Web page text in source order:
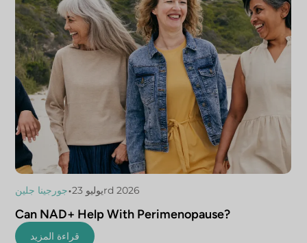
جورجينا جلين• يوليو 23rd 2026
Can NAD+ Help With Perimenopause?
قراءة المزيد